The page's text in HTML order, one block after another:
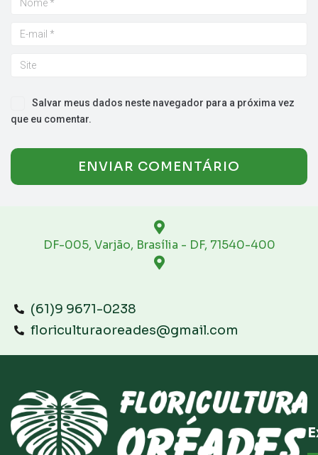
Salvar meus dados neste navegador para a próxima vez
que eu comentar.
DF-005, Varjão, Brasília - DF, 71540-400
(61)9 9671-0238
floriculturaoreades@gmail.com